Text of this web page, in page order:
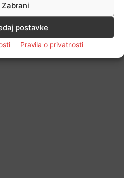
Zabrani
postavke
Pravila o privatnosti